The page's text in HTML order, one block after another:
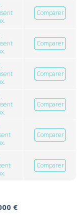
Comparer
Comparer
Comparer
Comparer
Comparer
Comparer
€